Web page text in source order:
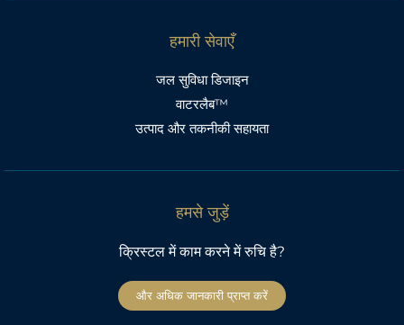
हमारी सेवाएँ
जल सुविधा डिजाइन
वाटरलैब™
उत्पाद और तकनीकी सहायता
हमसे जुड़ें
क्रिस्टल में काम करने में रुचि है?
और अधिक जानकारी प्राप्त करें